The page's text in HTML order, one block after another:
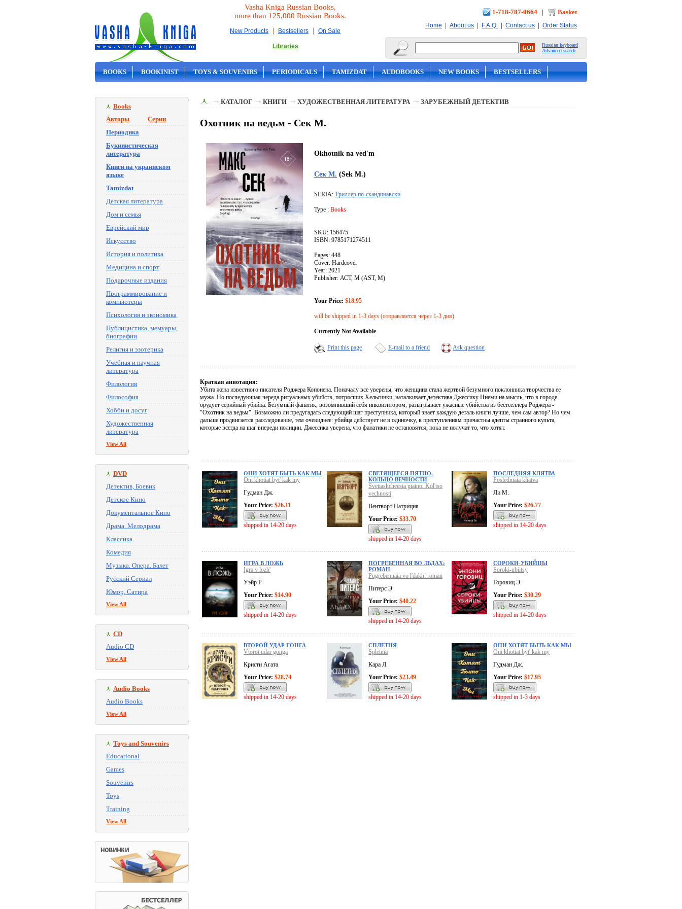
Vasha Kniga Russian Books,
more than 125,000 Russian Books.
New Products | Bestsellers | On Sale
Libraries
1-718-787-0664 | Basket
Home | About us | F.A.Q. | Contact us | Order Status
Russian keyboard
Advanced search
BOOKS BOOKINIST TOYS & SOUVENIRS PERIODICALS TAMIZDAT AUDOBOOKS NEW BOOKS BESTSELLERS
Books
Авторы
Серии
Периодика
Букинистическая
литература
Книги на украинском
языке
Tamizdat
Детская литература
Дом и семья
Еврейский мир
Искусство
История и политика
Медицина и спорт
Подарочные издания
Программирование и
компьютеры
Психология и экономика
Публицистика, мемуары,
биографии
Религия и эзотерика
Учебная и научная
литература
Филология
Философия
Хобби и досуг
Художественная
литература
View All
DVD
Детектив, Боевик
Детское Кино
Документальное Кино
Драма. Мелодрама
Классика
Комедия
Музыка. Опера. Балет
Русский Сериал
Юмор, Сатира
View All
CD
Audio CD
View All
Audio Books
Audio Books
View All
Toys and Souvenirs
Educational
Games
Souvenirs
Toys
Training
View All
КАТАЛОГ КНИГИ ХУДОЖЕСТВЕННАЯ ЛИТЕРАТУРА ЗАРУБЕЖНЫЙ ДЕТЕКТИВ
Охотник на ведьм - Сек М.
Okhotnik na ved'm
Сек М. (Sek M.)
SERIA: Триллер по-скандинавски
Type : Books
SKU: 156475
ISBN: 9785171274511
Pages: 448
Cover: Hardcover
Year: 2021
Publisher: АСТ, М (AST, M)
Your Price: $18.95
will be shipped in 1-3 days (отправляется через 1-3 дня)
Currently Not Available
Print this page E-mail to a friend Ask question
Краткая аннотация:
Убита жена известного писателя Роджера Копонена. Поначалу все уверены, что женщина стала жертвой безумного поклонника творчества ее
мужа. Но последующая череда ритуальных убийств, потрясших Хельсинки, наталкивает детектива Джессику Ниеми на мысль, что в городе
орудует серийный убийца. Безумный фанатик, возомнивший себя инквизитором, разыгрывает ужасные убийства из бестселлера Роджера -
"Охотник на ведьм". Возможно ли предугадать следующий шаг преступника, который знает каждую деталь книги лучше, чем сам автор? Но чем
дальше продвигается расследование, тем очевиднее: убийца действует не в одиночку, к преступлениям причастны адепты странного культа,
которые всегда на шаг впереди полиции. Джессика уверена, что фанатики не остановятся, пока не получат то, что хотят.
ОНИ ХОТЯТ БЫТЬ КАК МЫ
Oni khotiat byt' kak my
Гудман Дж.
Your Price: $26.11
shipped in 14-20 days
СВЕТЯЩЕЕСЯ ПЯТНО.
КОЛЬЦО ВЕЧНОСТИ
Svetiashcheesia piatno. Kol'tso
vechnosti
Вентворт Патриция
Your Price: $33.70
shipped in 14-20 days
ПОСЛЕДНЯЯ КЛЯТВА
Posledniaia kliatva
Ли М.
Your Price: $26.77
shipped in 14-20 days
ИГРА В ЛОЖЬ
Igra v lozh'
Уэйр Р.
Your Price: $14.90
shipped in 14-20 days
ПОГРЕБЕННАЯ ВО ЛЬДАХ:
РОМАН
Pogrebennaia vo l'dakh: roman
Питерс Э
Your Price: $40.22
shipped in 14-20 days
СОРОКИ-УБИЙЦЫ
Soroki-ubiitsy
Горовиц Э.
Your Price: $30.29
shipped in 14-20 days
ВТОРОЙ УДАР ГОНГА
Vtoroi udar gonga
Кристи Агата
Your Price: $28.74
shipped in 14-20 days
СПЛЕТНЯ
Spletnia
Кара Л.
Your Price: $23.49
shipped in 14-20 days
ОНИ ХОТЯТ БЫТЬ КАК МЫ
Oni khotiat byt' kak my
Гудман Дж.
Your Price: $17.95
shipped in 1-3 days